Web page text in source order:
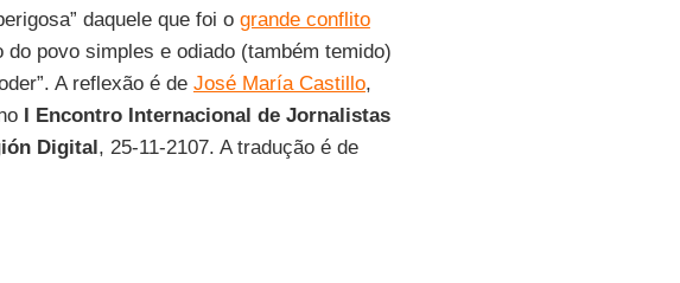
daquele que foi o grande conflito
povo simples e odiado (também temido)
A reflexão é de José María Castillo,
I Encontro Internacional de Jornalistas
Digital, 25-11-2107. A tradução é de